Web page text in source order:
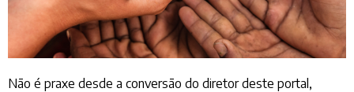
Não é praxe desde a conversão do diretor deste portal,